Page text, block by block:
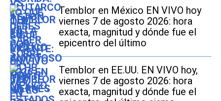
Temblor en México EN VIVO hoy
viernes 7 de agosto 2026: hora
exacta, magnitud y dónde fue el
epicentro del último
Temblor en EE.UU. EN VIVO hoy,
viernes 7 de agosto 2026: hora
exacta, magnitud y dónde fue el